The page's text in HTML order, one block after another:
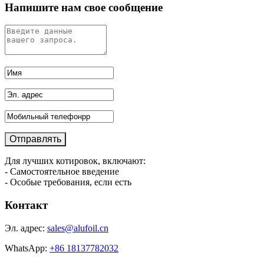
Напишите нам свое сообщение
Для лучших котировок, включают:
- Самостоятельное введение
- Особые требования, если есть
Контакт
Эл. адрес: sales@alufoil.cn
WhatsApp: +86 18137782032